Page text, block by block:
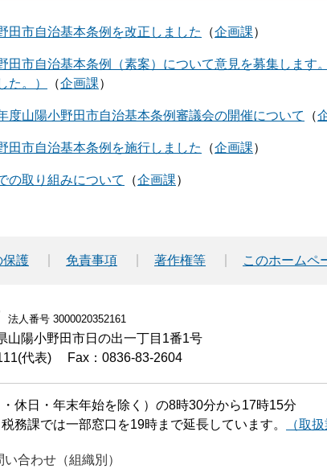
田市自治基本条例を改正しました 企画課
田市自治基本条例（素案）について意見を募集します
た。）
企画課
度山陽小野田市自治基本条例審議会の開催について
田市自治基本条例を施行しました 企画課
の取り組みについて 企画課
保護 免責事項 著作権等 このホームペ
法人番号 3000020352161
山陽小野田市日の出一丁目1番1号
代表)
Fax：0836-83-2604
休日・年末年始を除く）の8時30分から17時15分
務課では一部窓口を19時まで延長しています。
（取
い合わせ（組織別）